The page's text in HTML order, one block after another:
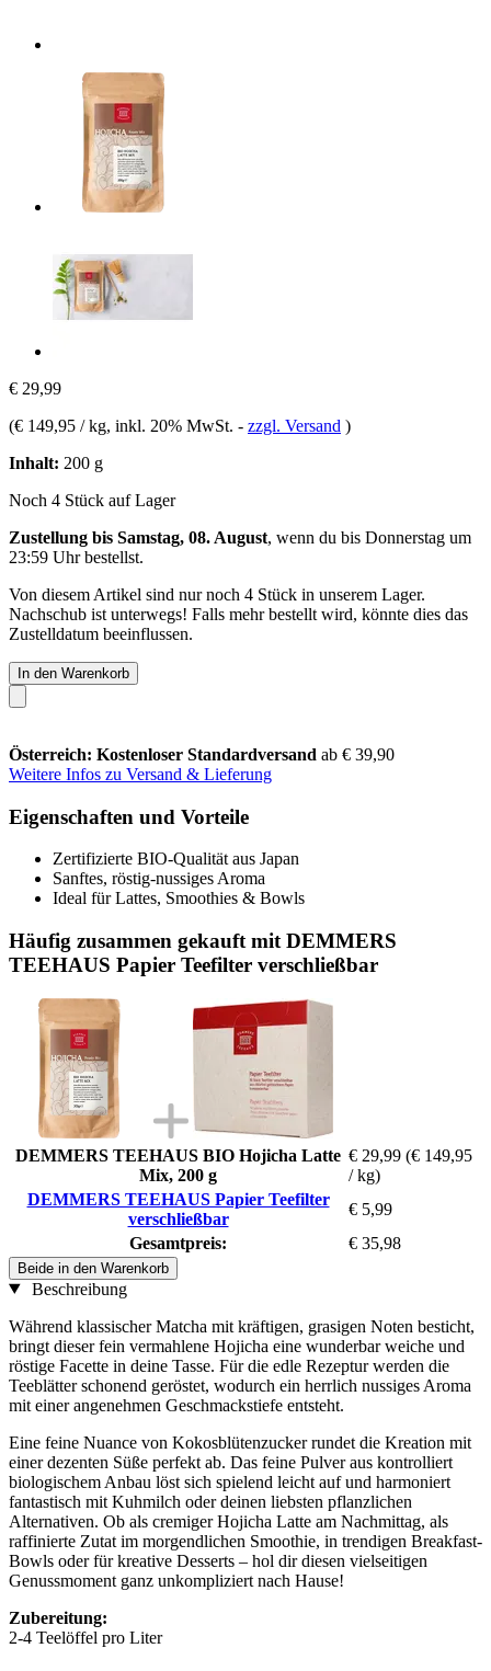
€ 29,99
(€ 149,95 / kg, inkl. 20% MwSt. - zzgl. Versand )
Inhalt: 200 g
Noch 4 Stück auf Lager
Zustellung bis Samstag, 08. August, wenn du bis Donnerstag um
23:59 Uhrbestellst.
Von diesem Artikel sind nur noch 4 Stück in unserem Lager.
Nachschub ist unterwegs! Falls mehr bestellt wird, könnte dies das
Zustelldatum beeinflussen.
In den Warenkorb
Österreich: Kostenloser Standardversand ab € 39,90
Weitere Infos zu Versand & Lieferung
Eigenschaften und Vorteile
Zertifizierte BIO-Qualität aus Japan
Sanftes, röstig-nussiges Aroma
Ideal für Lattes, Smoothies & Bowls
Häufig zusammen gekauft mit DEMMERS
TEEHAUS Papier Teefilter verschließbar
DEMMERS TEEHAUS BIO Hojicha Latte
Mix, 200 g
€ 29,99 (€ 149,95
/ kg)
DEMMERS TEEHAUS Papier Teefilter
verschließbar
€ 5,99
Gesamtpreis:
€ 35,98
Beide in den Warenkorb
Beschreibung
Während klassischer Matcha mit kräftigen, grasigen Noten besticht,
bringt dieser fein vermahlene Hojicha eine wunderbar weiche und
röstige Facette in deine Tasse. Für die edle Rezeptur werden die
Teeblätter schonend geröstet, wodurch ein herrlich nussiges Aroma
mit einer angenehmen Geschmackstiefe entsteht.
Eine feine Nuance von Kokosblütenzucker rundet die Kreation mit
einer dezenten Süße perfekt ab. Das feine Pulver aus kontrolliert
biologischem Anbau löst sich spielend leicht auf und harmoniert
fantastisch mit Kuhmilch oder deinen liebsten pflanzlichen
Alternativen. Ob als cremiger Hojicha Latte am Nachmittag, als
raffinierte Zutat im morgendlichen Smoothie, in trendigen Breakfast-
Bowls oder für kreative Desserts – hol dir diesen vielseitigen
Genussmoment ganz unkompliziert nach Hause!
Zubereitung:
2-4 Teelöffel pro Liter